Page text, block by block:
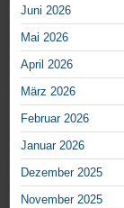
Juni 2026
Mai 2026
April 2026
März 2026
Februar 2026
Januar 2026
Dezember 2025
November 2025